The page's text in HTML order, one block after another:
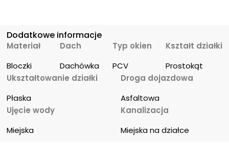
Dodatkowe informacje
Materiał
Bloczki
Dach
Dachówka
Typ okien
PCV
Kształt działki
Prostokąt
Ukształtowanie działki
Płaska
Droga dojazdowa
Asfaltowa
Ujęcie wody
Miejska
Kanalizacja
Miejska na działce